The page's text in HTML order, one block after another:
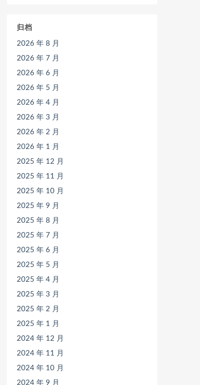
归档
2026 年 8 月
2026 年 7 月
2026 年 6 月
2026 年 5 月
2026 年 4 月
2026 年 3 月
2026 年 2 月
2026 年 1 月
2025 年 12 月
2025 年 11 月
2025 年 10 月
2025 年 9 月
2025 年 8 月
2025 年 7 月
2025 年 6 月
2025 年 5 月
2025 年 4 月
2025 年 3 月
2025 年 2 月
2025 年 1 月
2024 年 12 月
2024 年 11 月
2024 年 10 月
2024 年 9 月